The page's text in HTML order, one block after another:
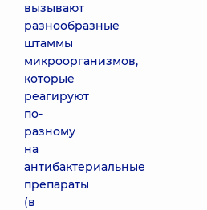
вызывают
разнообразные
штаммы
микроорганизмов,
которые
реагируют
по-
разному
на
антибактериальные
препараты
(в